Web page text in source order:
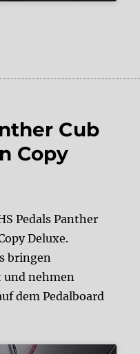
Cub vs. Electro
Cub
Copy
Pedals Panther
Deluxe.
bringen
und nehmen
dem Pedalboard